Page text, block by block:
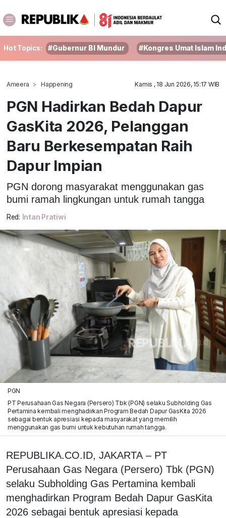
Hot Topics: #Gubernur BI Mundur #Kongres Umat Islam
Ameera Happening Kamis , 18 Jun 2026, 15:17 WIB
PGN Hadirkan Bedah Dapur
GasKita 2026, Pelanggan
Baru Berkesempatan Raih
Dapur Impian
PGN dorong masyarakat menggunakan gas
bumi ramah lingkungan untuk rumah tangga
Red: Intan Pratiwi
PGN
PT Perusahaan Gas Negara (Persero) Tbk (PGN) selaku Subholding Gas
Pertamina kembali menghadirkan Program Bedah Dapur GasKita 2026
sebagai bentuk apresiasi kepada masyarakat yang memilih
menggunakan gas bumi untuk kebutuhan rumah tangga.
REPUBLIKA.CO.ID, JAKARTA – PT
Perusahaan Gas Negara (Persero) Tbk (PGN)
selaku Subholding Gas Pertamina kembali
menghadirkan Program Bedah Dapur GasKita
2026 sebagai bentuk apresiasi kepada